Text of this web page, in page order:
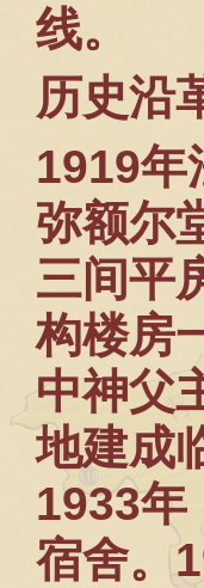
线。
历史沿
1919年
弥额尔
三间平
构楼房
中神父
地建成
1933年
宿舍。